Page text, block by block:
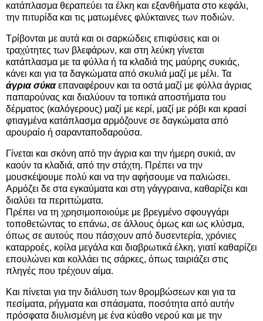
κατάπλασμα θεραπεύει τα έλκη και εξανθήματα στο κεφάλι,
την πιτυρίδα και τις ματωμένες φλύκταινες των ποδιών.
Τρίβονται με αυτά και οι σαρκώδεις επιφύσεις και οι
τραχύτητες των βλεφάρων, και στη λεύκη γίνεται
κατάπλασμα με τα φύλλα ή τα κλαδιά της μαύρης συκιάς,
κάνει και για τα δαγκώματα από σκυλιά μαζί με μέλι. Τα
άγρια σύκαεπαναφέρουν και τα οστά μαζί με φύλλα άγριας
παπαρούνας και διαλύουν τα τοπικά αποστήματα του
δέρματος (καλόγερους) μαζί με κερί, μαζί με ρόβι και κρασί
φτιαγμένα κατάπλασμα αρμόζουνε σε δαγκώματα από
αρουραίο ή σαρανταποδαρούσα.
Γίνεται και σκόνη από την άγρια και την ήμερη συκιά, αν
καούν τα κλαδιά, από την στάχτη. Πρέπει να την
μουσκέψουμε πολύ και να την αφήσουμε να παλιώσει.
Αρμόζει δε στα εγκαύματα και στη γάγγραινα, καθαρίζει και
διαλύει τα περιττώματα.
Πρέπει να τη χρησιμοποιούμε με βρεγμένο σφουγγάρι
τοποθετώντας το επάνω, σε άλλους όμως και ως κλύσμα,
όπως σε αυτούς που πάσχουν από δυσεντερία, χρόνιες
καταρροές, κοίλα μεγάλα και διαβρωτικά έλκη, γιατί καθαρίζει
επουλώνει και κολλάει τις σάρκες, όπως ταιριάζει στις
πληγές που τρέχουν αίμα.
Και πίνεται για την διάλυση των θρομβώσεων και για τα
πεσίματα, ρήγματα και σπάσματα, ποσότητα από αυτήν
πρόσφατα διυλισμένη με ένα κύαθο νερού και με την